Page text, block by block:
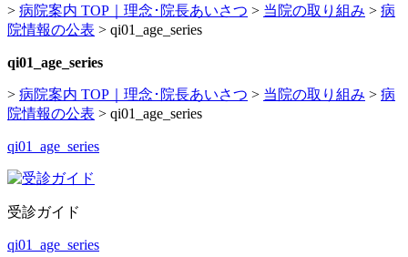
> 病院案内 TOP｜理念･院長あいさつ > 当院の取り組み > 病
院情報の公表 > qi01_age_series
qi01_age_series
> 病院案内 TOP｜理念･院長あいさつ > 当院の取り組み > 病
院情報の公表 > qi01_age_series
qi01_age_series
受診ガイド
qi01_age_series